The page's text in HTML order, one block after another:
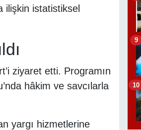
ilişkin istatistiksel
ziyaret etti. Programın
hâkim ve savcılarla
yargı hizmetlerine
9
10